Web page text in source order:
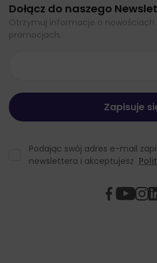
Dołącz do naszego
Otrzymuj informacje o nowościach
promocjach.
Podając swój adres e-mail
newslettera i akceptujesz